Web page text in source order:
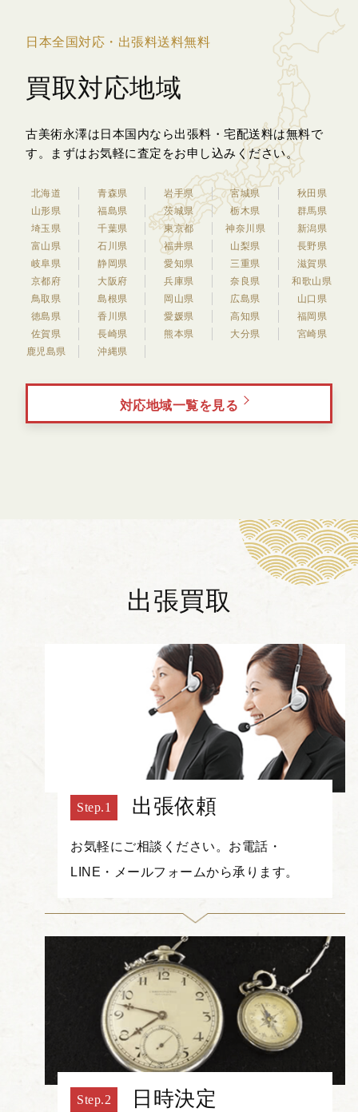
日本全国対応・出張料送料無料
買取対応地域
古美術永澤は日本国内なら出張料・宅配送料は無料で
す。
まずはお気軽に査定をお申し込みください。
北海道 青森県 岩手県 宮城県
秋田県
山形県
福島県 茨城県 栃木県
群馬県
埼玉県
千葉県 東京都 神奈川県
新潟県
富山県
石川県 福井県 山梨県
長野県
岐阜県
静岡県 愛知県 三重県
滋賀県
京都府
大阪府 兵庫県 奈良県
和歌山県
鳥取県
島根県 岡山県 広島県
山口県
徳島県
香川県 愛媛県 高知県
福岡県
佐賀県
長崎県 熊本県 大分県
宮崎県
鹿児島県
沖縄県
対応地域一覧を見る
出張買取
出張依頼
お気軽にご相談ください。お電話・
LINE・メールフォームから承ります。
日時決定